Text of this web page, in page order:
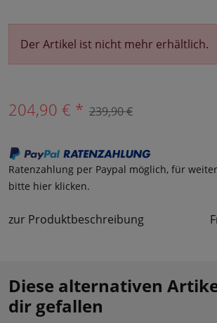
Der Artikel ist nicht mehr erhältlich.
204,90 € * 239,90 €
Ratenzahlung per Paypal möglich, für
bitte hier klicken.
zur Produktbeschreibung
Diese alternativen
dir gefallen